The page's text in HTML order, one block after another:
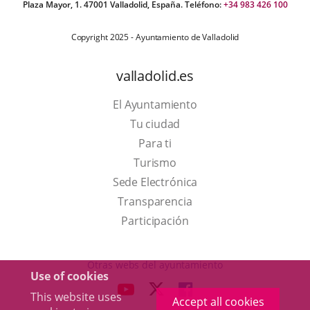
Use of cookies
This website uses
Accept all cookies
Plaza Mayor, 1. 47001 Valladolid, España. Teléfono:+34 983 426 100
Copyright 2025 - Ayuntamiento de Valladolid
valladolid.es
El Ayuntamiento
Tu ciudad
Para ti
TurismoThis
link
will
open
a
up
Sede Electrónica
Transparencia
Participación
Otras webs del ayuntamiento
LINK LINK
TO
LINK
TO